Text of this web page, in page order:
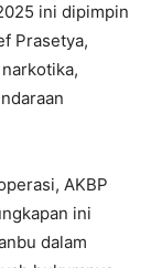
ini dipimpin
Prasetya,
AKBP
ini
dalam